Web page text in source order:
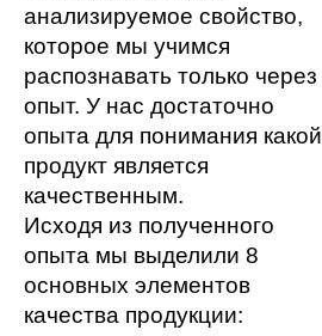
анализируемое свойство,
которое мы учимся
распознавать только через
опыт. У нас достаточно
опыта для понимания какой
продукт является
качественным.
Исходя из полученного
опыта мы выделили 8
основных элементов
качества продукции: